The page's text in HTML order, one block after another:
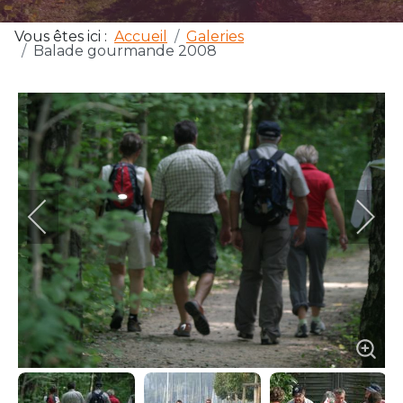
Vous êtes ici : Accueil
Galeries
Balade gourmande 2008